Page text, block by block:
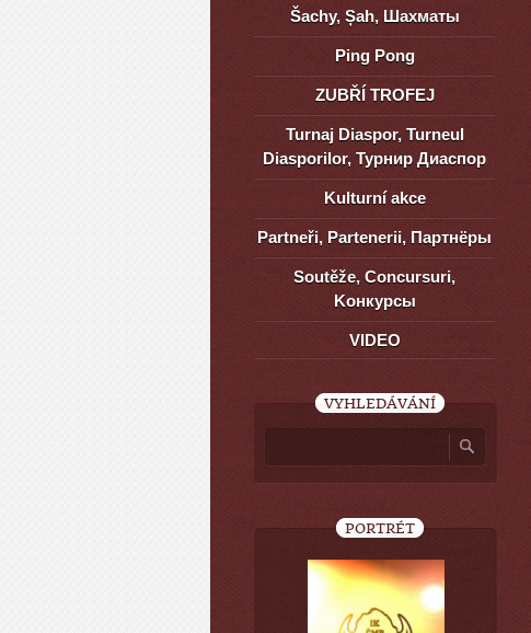
Šachy, Șah, Шахматы
Ping Pong
ZUBŘÍ TROFEJ
Turnaj Diaspor, Turneul
Diasporilor, Турнир Диаспор
Kulturní akce
Partneři, Partenerii, Партнёры
Soutěže, Concursuri,
Kонкурсы
VIDEO
VYHLEDÁVÁNÍ
PORTRÉT